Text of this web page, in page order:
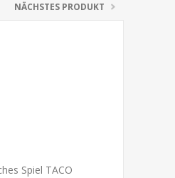
NÄCHSTES PRODUKT
Spiel TACO